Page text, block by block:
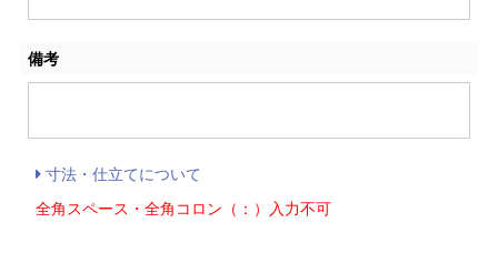
備考
寸法・仕立てについて
全角スペース・全角コロン（：）入力不可